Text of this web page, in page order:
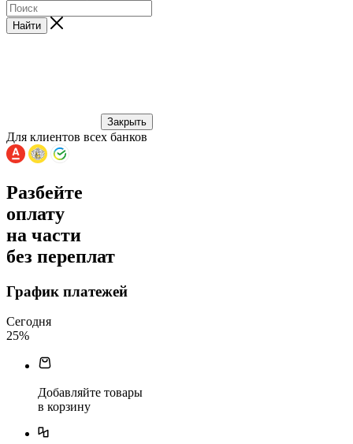
Найти
Закрыть
Для клиентов всех банков
Разбейте
оплату
на части
без переплат
График платежей
Сегодня
25%
Добавляйте товары
в корзину